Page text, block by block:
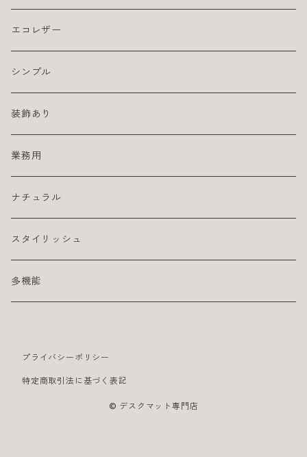
エコレザー
シンプル
装飾あり
業務用
ナチュラル
スタイリッシュ
多機能
プライバシーポリシー
特定商取引法に基づく表記
© デスクマット専門店